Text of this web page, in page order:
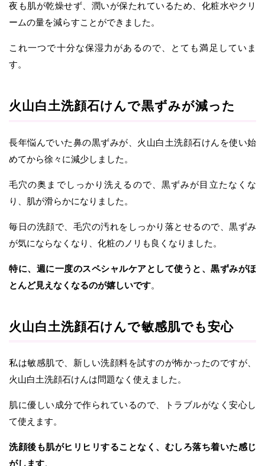
夜も肌が乾燥せず、潤いが保たれているため、化粧水やクリ
ームの量を減らすことができました。
これ一つで十分な保湿力があるので、とても満足していま
す。
火山白土洗顔石けんで黒ずみが減った
長年悩んでいた鼻の黒ずみが、火山白土洗顔石けんを使い始
めてから徐々に減少しました。
毛穴の奥までしっかり洗えるので、黒ずみが目立たなくな
り、肌が滑らかになりました。
毎日の洗顔で、毛穴の汚れをしっかり落とせるので、黒ずみ
が気にならなくなり、化粧のノリも良くなりました。
特に、週に一度のスペシャルケアとして使うと、黒ずみがほ
とんど見えなくなるのが嬉しいです。
火山白土洗顔石けんで敏感肌でも安心
私は敏感肌で、新しい洗顔料を試すのが怖かったのですが、
火山白土洗顔石けんは問題なく使えました。
肌に優しい成分で作られているので、トラブルがなく安心し
て使えます。
洗顔後も肌がヒリヒリすることなく、むしろ落ち着いた感じ
がします。